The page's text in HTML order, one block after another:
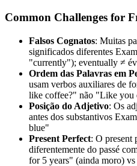
Common Challenges for
Falsos Cognatos: Muitas
significados diferentes
"currently"); eventually ≠
Ordem das Palavras em
usam verbos auxiliares de
like coffee?" não "Like you
Posição do Adjetivo: Os
antes dos substantivos
blue"
Present Perfect: O present
diferentemente do passé
for 5 years" (ainda moro)